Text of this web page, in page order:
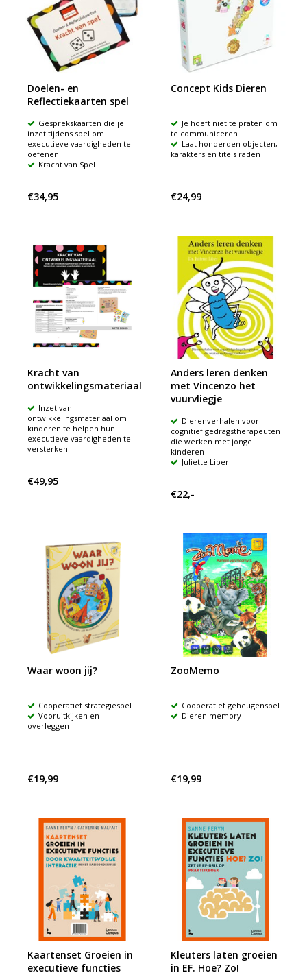
Doelen- en
Reflectiekaarten spel
Gesprekskaarten die je
inzet tijdens spel om
executieve vaardigheden te
oefenen
Kracht van Spel
€34,95
Concept Kids Dieren
Je hoeft niet te praten om
te communiceren
Laat honderden objecten,
karakters en titels raden
€24,99
Kracht van
ontwikkelingsmateriaal
Inzet van
ontwikkelingsmateriaal om
kinderen te helpen hun
executieve vaardigheden te
versterken
€49,95
Anders leren denken
met Vincenzo het
vuurvliegje
Dierenverhalen voor
cognitief gedragstherapeuten
die werken met jonge
kinderen
Juliette Liber
€22,-
Waar woon jij?
Coöperatief strategiespel
Vooruitkijken en
overleggen
€19,99
ZooMemo
Coöperatief geheugenspel
Dieren memory
€19,99
Kaartenset Groeien in
executieve functies
Kleuters laten groeien
in EF. Hoe? Zo!